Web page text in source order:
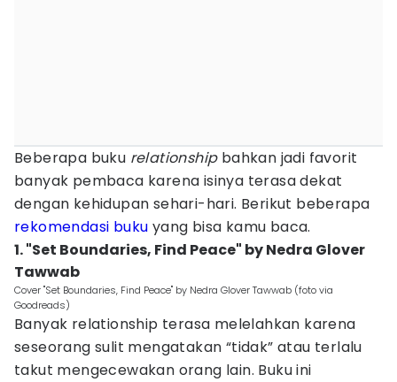
Beberapa buku relationshipbahkan jadi favorit
banyak pembaca karena isinya terasa dekat
dengan kehidupan sehari-hari. Berikut beberapa
rekomendasi buku yang bisa kamu baca.
1. "Set Boundaries, Find Peace" by Nedra Glover
Tawwab
Cover "Set Boundaries, Find Peace" by Nedra Glover Tawwab (foto via
Goodreads)
Banyak relationship terasa melelahkan karena
seseorang sulit mengatakan “tidak” atau terlalu
takut mengecewakan orang lain. Buku ini